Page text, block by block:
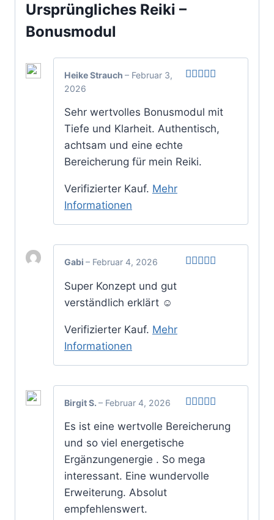
Ursprüngliches Reiki –
Bonusmodul
Heike Strauch – Februar 3,
2026
Sehr wertvolles Bonusmodul mit
Tiefe und Klarheit. Authentisch,
achtsam und eine echte
Bereicherung für mein Reiki.
Verifizierter Kauf. Mehr
Informationen
Gabi – Februar 4, 2026
Super Konzept und gut
verständlich erklärt ☺️
Verifizierter Kauf. Mehr
Informationen
mit5von 5
Birgit S. – Februar 4, 2026
Es ist eine wertvolle Bereicherung
und so viel energetische
Ergänzungenergie . So mega
interessant. Eine wundervolle
Erweiterung. Absolut
empfehlenswert.